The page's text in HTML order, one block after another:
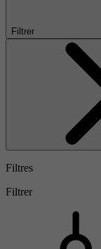
Filtrer
Filtres
Filtrer